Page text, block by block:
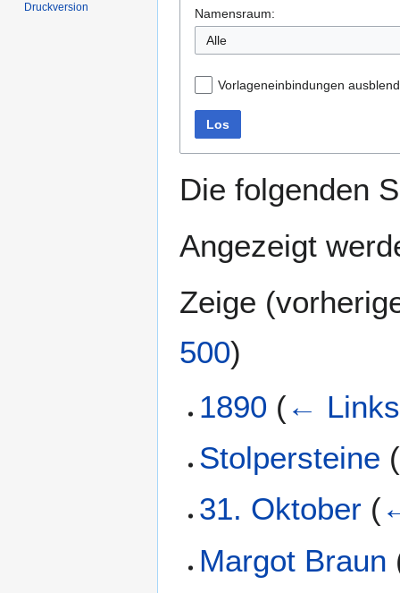
Namensraum:
Alle
Vorlageneinbindungen
Los
Die folgenden
Angezeigt
Zeige (
500)
1890 (← Links
Stolpersteine (
31. Oktober (
Margot Braun
Druckversion